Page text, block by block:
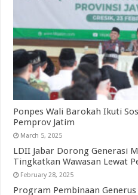
Ponpes Wali Barokah Ikuti
Pemprov Jatim
March 5, 2025
LDII Jabar Dorong Generasi
Tingkatkan Wawasan Lewat
February 28, 2025
Program Pembinaan